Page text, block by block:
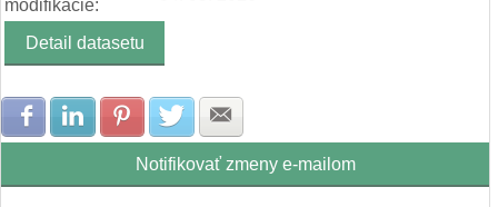
modifikácie:
Detail datasetu
Zdielať na Facebook
Zdielať na LinkedIn
Zdielať na Pinterest
Zdielať na Twitter
Notifikovať zmeny e-mailom